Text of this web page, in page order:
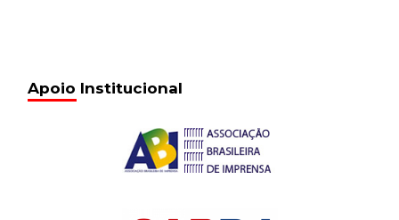
Apoio Institucional